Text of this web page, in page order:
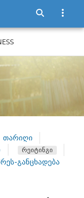
თარიღი
რეიტინგი
განცხადება